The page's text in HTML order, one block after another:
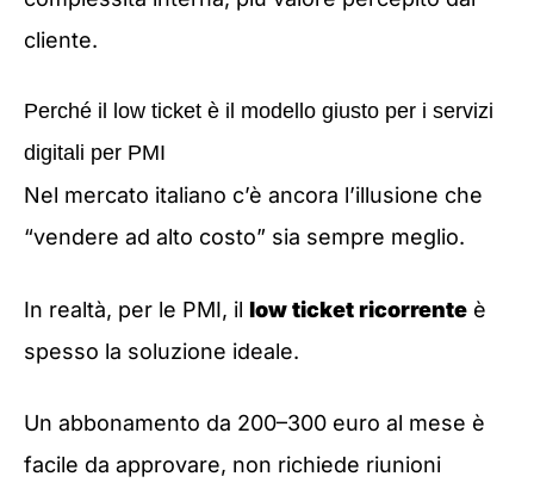
cliente.
Perché il low ticket è il modello giusto per i servizi
digitali per PMI
Nel mercato italiano c’è ancora l’illusione che
“vendere ad alto costo” sia sempre meglio.
In realtà, per le PMI, il low ticket ricorrente è
spesso la soluzione ideale.
Un abbonamento da 200–300 euro al mese è
facile da approvare, non richiede riunioni